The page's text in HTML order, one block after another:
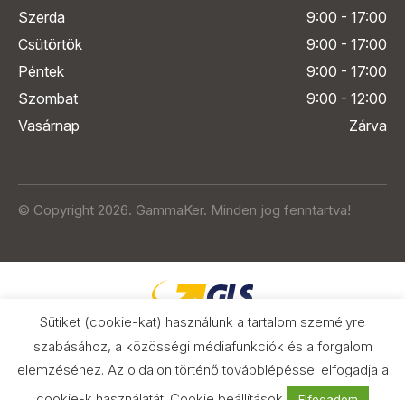
Szerda
9:00 - 17:00
Csütörtök
9:00 - 17:00
Péntek
9:00 - 17:00
Szombat
9:00 - 12:00
Vasárnap
Zárva
© Copyright 2026. GammaKer. Minden jog fenntartva!
Árak és paraméterek összehasonlítása
Sütiket (cookie-kat) használunk a tartalom személyre
szabásához, a közösségi médiafunkciók és a forgalom
elemzéséhez. Az oldalon történő továbblépéssel elfogadja a